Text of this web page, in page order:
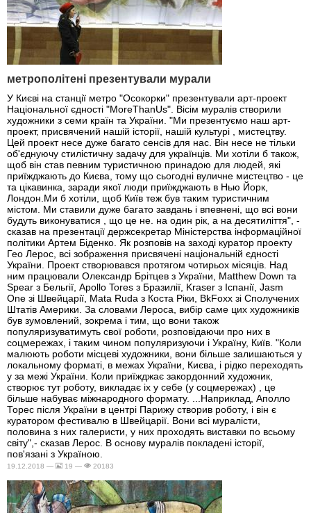
метрополітені презентували мурали
У Києві на станції метро "Осокорки" презентували арт-проект
Національної єдності "MoreThanUs". Вісім муралів створили
художники з семи країн та України. "Ми презентуємо наш арт-
проект, присвячений нашій історії, нашій культурі , мистецтву.
Цей проект несе дуже багато сенсів для нас. Він несе не тільки
об'єднуючу стилістичну задачу для українців. Ми хотіли б також,
щоб він став певним туристичною принадою для людей, які
приїжджають до Києва, тому що сьогодні вуличне мистецтво - це
та цікавинка, заради якої люди приїжджають в Нью Йорк,
Лондон.Ми б хотіли, щоб Київ теж був таким туристичним
містом. Ми ставили дуже багато завдань і впевнені, що всі вони
будуть виконуватися , що це не. на один рік, а на десятиліття", -
сказав на презентації держсекретар Міністерства інформаційної
політики Артем Біденко. Як розповів на заході куратор проекту
Гео Лерос, всі зображення присвячені національній єдності
України. Проект створювався протягом чотирьох місяців. Над
ним працювали Олександр Брітцев з України, Matthew Down та
Spear з Бельгії, Apollo Tores з Бразилії, Kraser з Іспанії, Jasm
One зі Швейцарії, Mata Ruda з Коста Ріки, BkFoxx зі Сполучених
Штатів Америки. За словами Лероса, вибір саме цих художників
був зумовлений, зокрема і тим, що вони також
популяризуватимуть свої роботи, розповідаючи про них в
соцмережах, і таким чином популяризуючи і Україну, Київ. "Коли
малюють роботи місцеві художники, вони більше залишаються у
локальному форматі, в межах України, Києва, і рідко переходять
у за межі України. Коли приїжджає закордонний художник,
створює тут роботу, викладає іх у себе (у соцмережах) , це
більше набуває міжнародного формату. ...Наприклад, Аполло
Торес після України в центрі Парижу створив роботу, і він є
куратором фестивалю в Швейцарії. Вони всі муралісти,
половина з них галеристи, у них проходять виставки по всьому
світу",- сказав Лерос. В основу муралів покладені історії,
пов'язані з Україною.
19.12.2018 — 19 — 20183